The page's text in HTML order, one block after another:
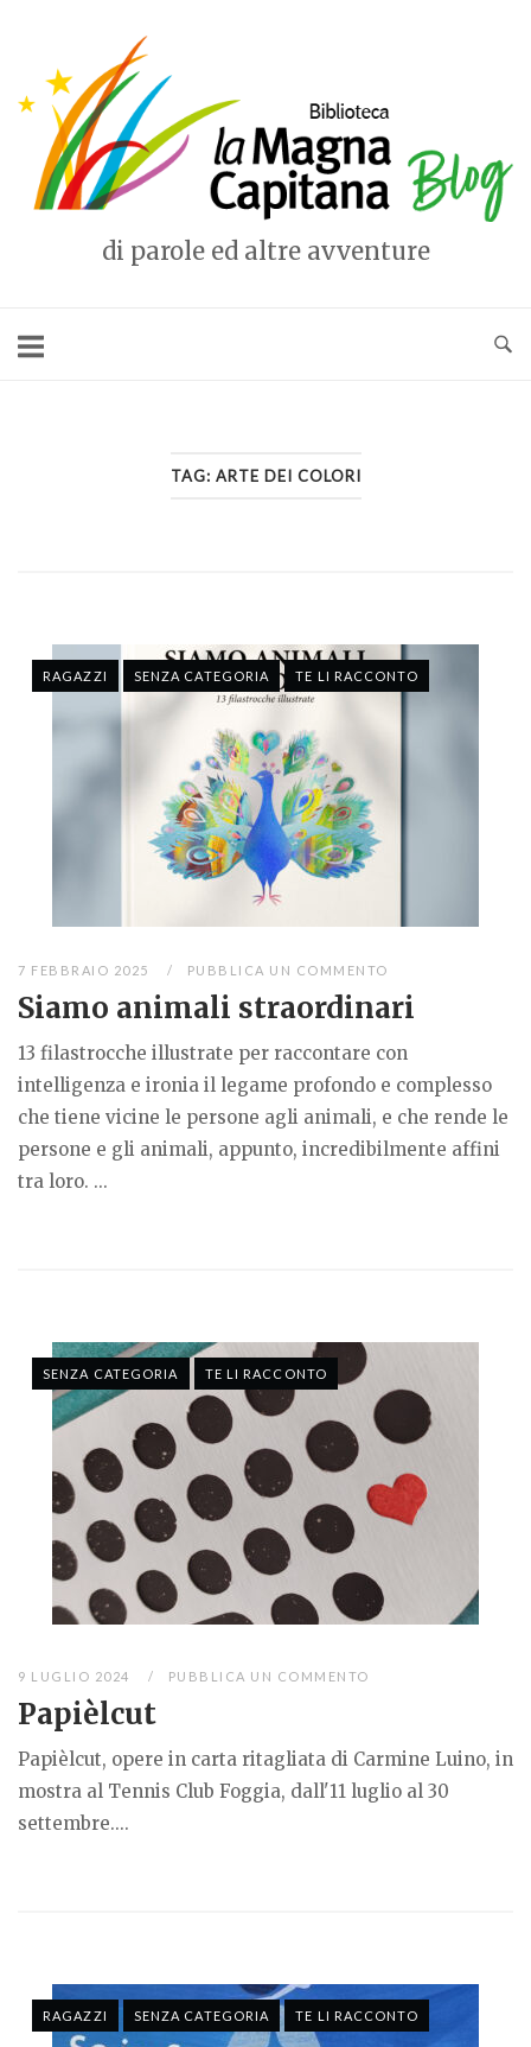
contenuto
di parole ed altre avventure
TAG: ARTE DEI COLORI
RAGAZZI SENZA CATEGORIA TE LI RACCONTO
7 FEBBRAIO 2025 PUBBLICA UN COMMENTO
Siamo animali straordinari
13 filastrocche illustrate per raccontare con
intelligenza e ironia il legame profondo e complesso
che tiene vicine le persone agli animali, e che rende le
persone e gli animali, appunto, incredibilmente affini
tra loro. ...
SENZA CATEGORIA TE LI RACCONTO
9 LUGLIO 2024 PUBBLICA UN COMMENTO
Papièlcut
Papièlcut, opere in carta ritagliata di Carmine Luino, in
mostra al Tennis Club Foggia, dall'11 luglio al 30
settembre....
RAGAZZI SENZA CATEGORIA TE LI RACCONTO